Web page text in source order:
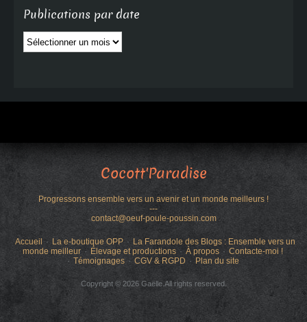
Publications par date
Publications
par
Cocott'Paradise
Progressons ensemble vers un avenir et un monde meilleurs !
---
contact@oeuf-poule-poussin.com
Accueil La e-boutique OPP
La Farandole des Blogs : Ensemble vers un
monde meilleur
Élevage et productions À propos
Contacte-moi !
Témoignages
CGV & RGPD Plan du site
Copyright © 2026 Gaëlle.All rights reserved.